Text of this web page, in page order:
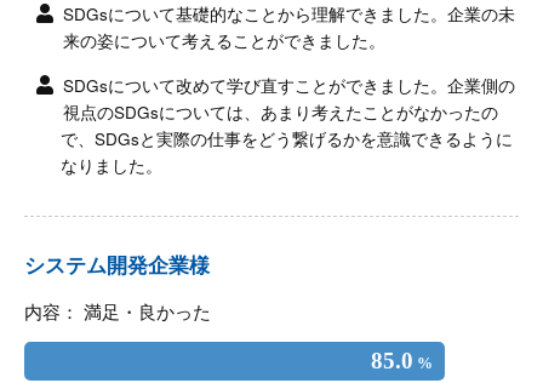
SDGsについて基礎的なことから理解できました。企業の未
来の姿について考えることができました。
SDGsについて改めて学び直すことができました。企業側の
視点のSDGsについては、あまり考えたことがなかったの
で、SDGsと実際の仕事をどう繋げるかを意識できるように
なりました。
システム開発企業様
内容： 満足・良かった
85.0 %